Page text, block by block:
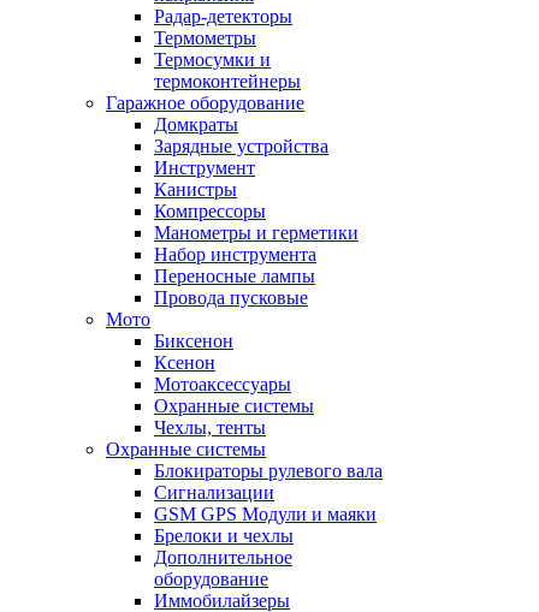
Радар-детекторы
Термометры
Термосумки и
термоконтейнеры
Гаражное оборудование
Домкраты
Зарядные устройства
Инструмент
Канистры
Компрессоры
Манометры и герметики
Набор инструмента
Переносные лампы
Провода пусковые
Мото
Биксенон
Ксенон
Мотоаксессуары
Охранные системы
Чехлы, тенты
Охранные системы
Блокираторы рулевого вала
Сигнализации
GSM GPS Модули и маяки
Брелоки и чехлы
Дополнительное
оборудование
Иммобилайзеры